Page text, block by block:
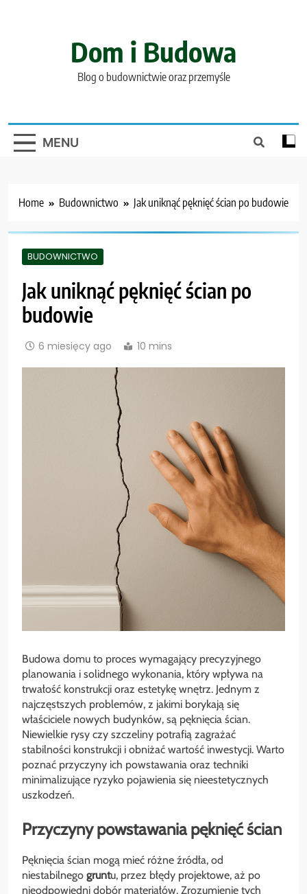
Dom i Budowa
Blog o budownictwie oraz przemyśle
MENU
Home Budownictwo Jak uniknąć pęknięć ścian po budowie
BUDOWNICTWO
Jak uniknąć pęknięć ścian po
budowie
6 miesięcy ago 10 mins
Budowa domu to proces wymagający precyzyjnego
planowania i solidnego wykonania, który wpływa na
trwałość konstrukcji oraz estetykę wnętrz. Jednym z
najczęstszych problemów, z jakimi borykają się
właściciele nowych budynków, są pęknięcia ścian.
Niewielkie rysy czy szczeliny potrafią zagrażać
stabilności konstrukcji i obniżać wartość inwestycji. Warto
poznać przyczyny ich powstawania oraz techniki
minimalizujące ryzyko pojawienia się nieestetycznych
uszkodzeń.
Przyczyny powstawania pęknięć ścian
Pęknięcia ścian mogą mieć różne źródła, od
niestabilnego gruntu, przez błędy projektowe, aż po
nieodpowiedni dobór materiałów. Zrozumienie tych